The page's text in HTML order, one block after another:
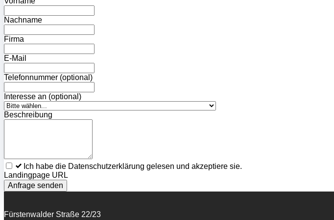
Nachname
Firma
E-Mail
Telefonnummer (optional)
Interesse an (optional)
Beschreibung
Ich habe die Datenschutzerklärung gelesen und akzeptiere sie.
Landingpage URL
Anfrage senden
Fürstenwalder Straße 22/23